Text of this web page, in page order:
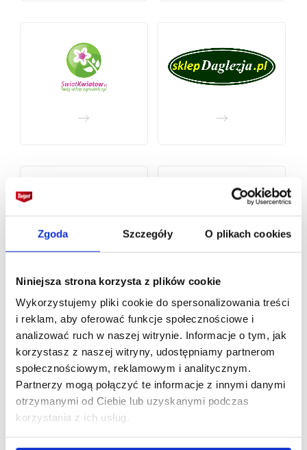
Zgoda Szczegóły O plikach cookies
Niniejsza strona korzysta z plików cookie
Wykorzystujemy pliki cookie do spersonalizowania treści
i reklam, aby oferować funkcje społecznościowe i
analizować ruch w naszej witrynie. Informacje o tym, jak
korzystasz z naszej witryny, udostępniamy partnerom
społecznościowym, reklamowym i analitycznym.
Partnerzy mogą połączyć te informacje z innymi danymi
otrzymanymi od Ciebie lub uzyskanymi podczas
korzystania z ich usług.